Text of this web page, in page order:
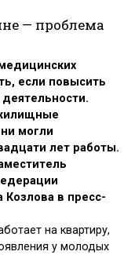
— проблема
если повысить
могли
лет работы.
в пресс-
на квартиру,
у молодых